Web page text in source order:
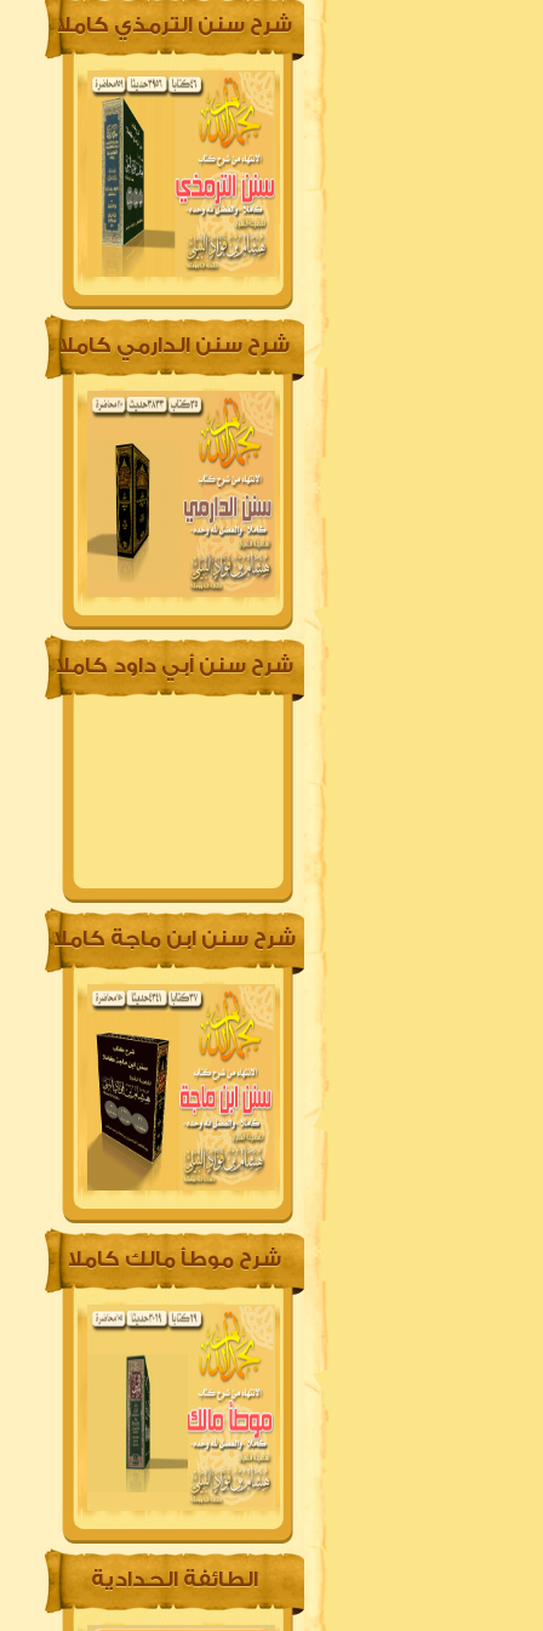
شرح سنن الترمذي كاملا
شرح سنن الدارمي كاملا
شرح سنن أبي داود كاملا
شرح سنن ابن ماجة كاملا
شرح موطأ مالك كاملا
الطائفة الحدادية